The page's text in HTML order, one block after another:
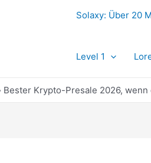
Solaxy: Über 20
Level 1
Bester Krypto-Presale 2026,